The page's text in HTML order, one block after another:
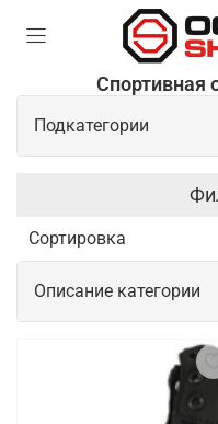
Спортивная
Подкатегории
Борцовки
Сланцы/шлепки
Описание категории
Спортивная
Спортивная обувь